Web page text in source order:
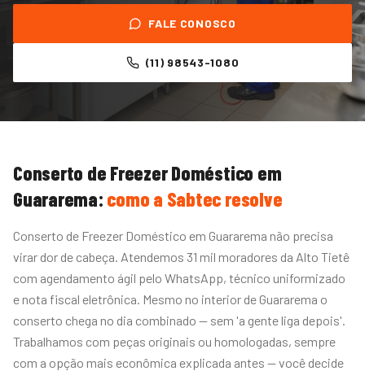
FALE CONOSCO
(11) 98543-1080
Conserto de Freezer Doméstico em
Guararema: como a Sabtec resolve
Conserto de Freezer Doméstico em Guararema não precisa
virar dor de cabeça. Atendemos 31 mil moradores da Alto Tietê
com agendamento ágil pelo WhatsApp, técnico uniformizado
e nota fiscal eletrônica. Mesmo no interior de Guararema o
conserto chega no dia combinado — sem 'a gente liga depois'.
Trabalhamos com peças originais ou homologadas, sempre
com a opção mais econômica explicada antes — você decide